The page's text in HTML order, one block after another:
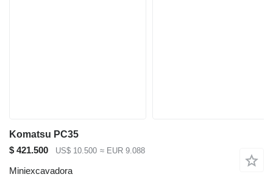
Komatsu PC35
$ 421.500
US$ 10.500 ≈ EUR 9.088
Miniexcavadora